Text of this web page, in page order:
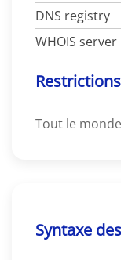
DNS registry
WHOIS server
Tout le
Syntaxe